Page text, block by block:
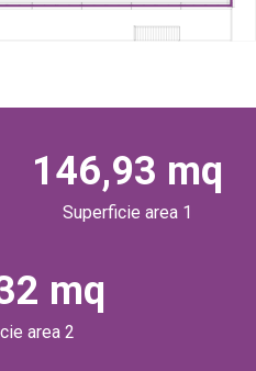
146,93 mq
Superficie area 1
mq
area 2